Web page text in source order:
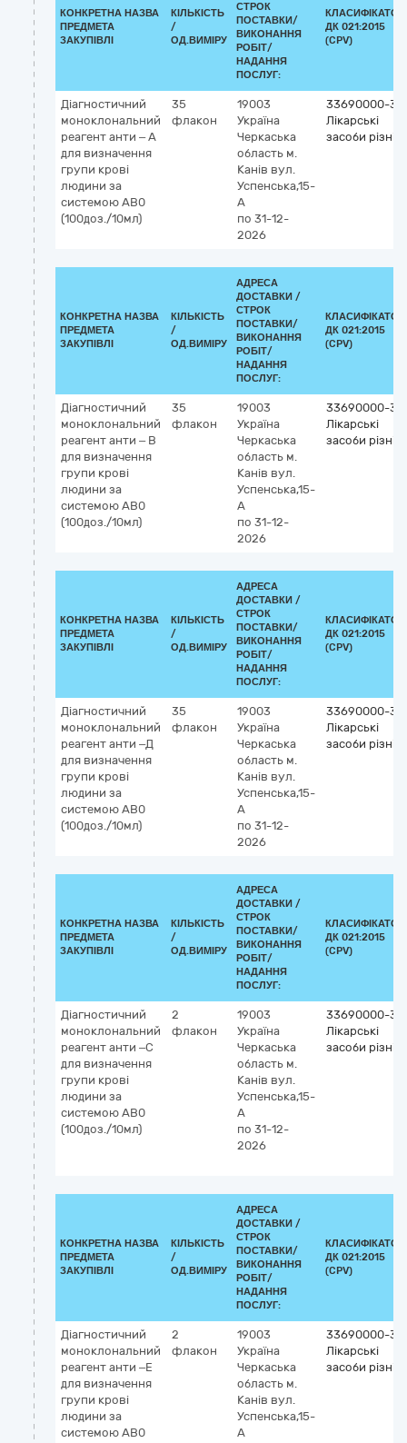
КОНКРЕТНА НАЗВА
ПРЕДМЕТА
ЗАКУПІВЛІ
КІЛЬКІСТЬ
/
ОД.ВИМІРУ
СТРОК
ПОСТАВКИ/
ВИКОНАННЯ
РОБІТ/
НАДАННЯ
ПОСЛУГ:
КЛАСИФІКАТОР
ДК 021:2015
(CPV)
Діагностичний
моноклональний
реагент анти – А
для визначення
групи крові
людини за
системою АВ0
(100доз./10мл)
35
флакон
19003
Україна
Черкаська
область м.
Канів вул.
Успенська,15-
А
по 31-12-
2026
33690000-3
Лікарські
засоби різні
КОНКРЕТНА НАЗВА
ПРЕДМЕТА
ЗАКУПІВЛІ
КІЛЬКІСТЬ
/
ОД.ВИМІРУ
АДРЕСА
ДОСТАВКИ /
СТРОК
ПОСТАВКИ/
ВИКОНАННЯ
РОБІТ/
НАДАННЯ
ПОСЛУГ:
КЛАСИФІКАТОР
ДК 021:2015
(CPV)
Діагностичний
моноклональний
реагент анти – В
для визначення
групи крові
людини за
системою АВ0
(100доз./10мл)
35
флакон
19003
Україна
Черкаська
область м.
Канів вул.
Успенська,15-
А
по 31-12-
2026
33690000-3
Лікарські
засоби різні
КОНКРЕТНА НАЗВА
ПРЕДМЕТА
ЗАКУПІВЛІ
КІЛЬКІСТЬ
/
ОД.ВИМІРУ
АДРЕСА
ДОСТАВКИ /
СТРОК
ПОСТАВКИ/
ВИКОНАННЯ
РОБІТ/
НАДАННЯ
ПОСЛУГ:
КЛАСИФІКАТОР
ДК 021:2015
(CPV)
Діагностичний
моноклональний
реагент анти –Д
для визначення
групи крові
людини за
системою АВ0
(100доз./10мл)
35
флакон
19003
Україна
Черкаська
область м.
Канів вул.
Успенська,15-
А
по 31-12-
2026
33690000-3
Лікарські
засоби різні
КОНКРЕТНА НАЗВА
ПРЕДМЕТА
ЗАКУПІВЛІ
КІЛЬКІСТЬ
/
ОД.ВИМІРУ
АДРЕСА
ДОСТАВКИ /
СТРОК
ПОСТАВКИ/
ВИКОНАННЯ
РОБІТ/
НАДАННЯ
ПОСЛУГ:
КЛАСИФІКАТОР
ДК 021:2015
(CPV)
Діагностичний
моноклональний
реагент анти –С
для визначення
групи крові
людини за
системою АВ0
(100доз./10мл)
2
флакон
19003
Україна
Черкаська
область м.
Канів вул.
Успенська,15-
А
по 31-12-
2026
33690000-3
Лікарські
засоби різні
КОНКРЕТНА НАЗВА
ПРЕДМЕТА
ЗАКУПІВЛІ
КІЛЬКІСТЬ
/
ОД.ВИМІРУ
АДРЕСА
ДОСТАВКИ /
СТРОК
ПОСТАВКИ/
ВИКОНАННЯ
РОБІТ/
НАДАННЯ
ПОСЛУГ:
КЛАСИФІКАТОР
ДК 021:2015
(CPV)
Діагностичний
моноклональний
реагент анти –Е
для визначення
групи крові
людини за
системою АВ0
2
флакон
19003
Україна
Черкаська
область м.
Канів вул.
Успенська,15-
А
33690000-3
Лікарські
засоби різні